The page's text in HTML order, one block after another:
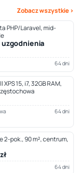
Zobacz wszystkie ›
PHP/Laravel, mid-
uzgodnienia
64 dni
15, i7, 32GB RAM,
64 dni
2-pok., 90 m², centrum,
64 dni